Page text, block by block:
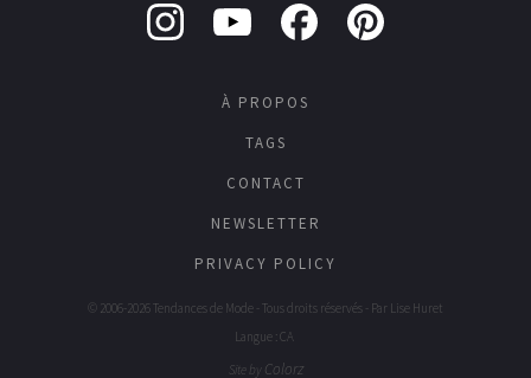
À PROPOS
TAGS
CONTACT
NEWSLETTER
PRIVACY POLICY
© 2006-2026 Tendances de Mode - Tous droits réservés - Par Lise Huret
Langue : CA
Site by Colorz